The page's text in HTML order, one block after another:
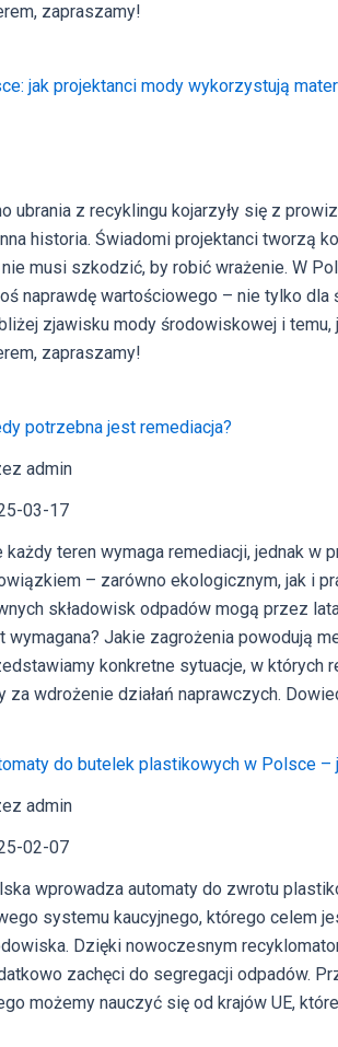
zapraszamy!
jak projektanci mody wykorzystują
ubrania z recyklingu kojarzyły się z
historia. Świadomi projektanci tworzą
musi szkodzić, by robić wrażenie. W
naprawdę wartościowego – nie tylko
zjawisku mody środowiskowej i
zapraszamy!
potrzebna jest remediacja?
admin
03-17
każdy teren wymaga remediacji, jednak
– zarówno ekologicznym, jak i
składowisk odpadów mogą przez
wymagana? Jakie zagrożenia powodują
konkretne sytuacje, w których
wdrożenie działań naprawczych.
do butelek plastikowych w Polsce –
admin
02-07
wprowadza automaty do zwrotu
systemu kaucyjnego, którego celem
Dzięki nowoczesnym
zachęci do segregacji odpadów.
możemy nauczyć się od krajów UE,